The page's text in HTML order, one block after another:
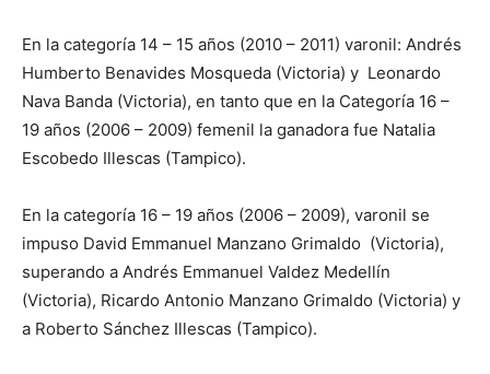
En la categoría 14 – 15 años (2010 – 2011) varonil: Andrés
Humberto Benavides Mosqueda (Victoria) y Leonardo
Nava Banda (Victoria), en tanto que en la Categoría 16 –
19 años (2006 – 2009) femenil la ganadora fue Natalia
Escobedo Illescas (Tampico).
En la categoría 16 – 19 años (2006 – 2009), varonil se
impuso David Emmanuel Manzano Grimaldo (Victoria),
superando a Andrés Emmanuel Valdez Medellín
(Victoria), Ricardo Antonio Manzano Grimaldo (Victoria) y
a Roberto Sánchez Illescas (Tampico).